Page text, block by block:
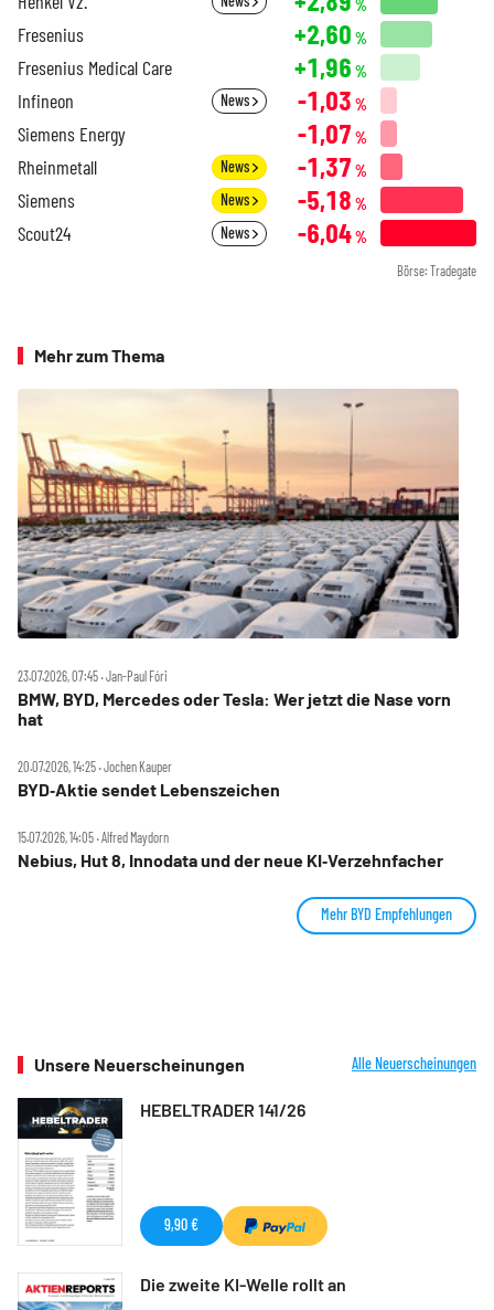
%
Fresenius +2,60 %
Fresenius Medical Care +1,96 %
Infineon News -1,03 %
Siemens Energy -1,07 %
Rheinmetall News -1,37 %
Siemens News -5,18 %
Scout24 News -6,04%
Börse: Tradegate
Mehr zum Thema
23.07.2026, 07:45 ‧ Jan-Paul Fóri
BMW, BYD, Mercedes oder Tesla: Wer jetzt die Nase vorn
hat
20.07.2026, 14:25 ‧ Jochen Kauper
BYD‑Aktie sendet Lebenszeichen
15.07.2026, 14:05 ‧ Alfred Maydorn
Nebius, Hut 8, Innodata und der neue KI‑Verzehnfacher
Mehr BYD Empfehlungen
Unsere Neuerscheinungen Alle Neuerscheinungen
HEBELTRADER 141/26
9,90 €
Die zweite KI-Welle rollt an